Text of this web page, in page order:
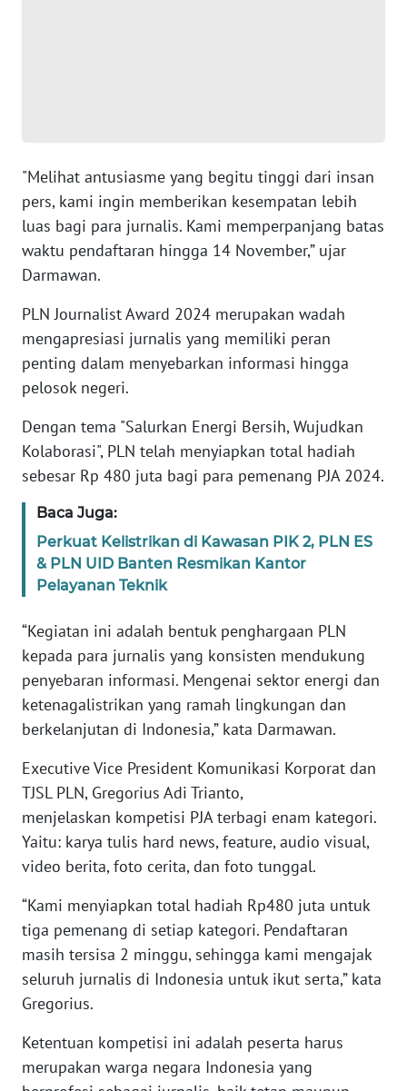
"Melihat antusiasme yang begitu tinggi dari insan
pers, kami ingin memberikan kesempatan lebih
luas bagi para jurnalis. Kami memperpanjang batas
waktu pendaftaran hingga 14 November,” ujar
Darmawan.
PLN Journalist Award 2024 merupakan wadah
mengapresiasi jurnalis yang memiliki peran
penting dalam menyebarkan informasi hingga
pelosok negeri.
Dengan tema "Salurkan Energi Bersih, Wujudkan
Kolaborasi", PLN telah menyiapkan total hadiah
sebesar Rp 480 juta bagi para pemenang PJA 2024.
Baca Juga:
Perkuat Kelistrikan di Kawasan PIK 2, PLN ES
& PLN UID Banten Resmikan Kantor
Pelayanan Teknik
“Kegiatan ini adalah bentuk penghargaan PLN
kepada para jurnalis yang konsisten mendukung
penyebaran informasi. Mengenai sektor energi dan
ketenagalistrikan yang ramah lingkungan dan
berkelanjutan di Indonesia,” kata Darmawan.
Executive Vice President Komunikasi Korporat dan
TJSL PLN, Gregorius Adi Trianto,
menjelaskan kompetisi PJA terbagi enam kategori.
Yaitu: karya tulis hard news, feature, audio visual,
video berita, foto cerita, dan foto tunggal.
“Kami menyiapkan total hadiah Rp480 juta untuk
tiga pemenang di setiap kategori. Pendaftaran
masih tersisa 2 minggu, sehingga kami mengajak
seluruh jurnalis di Indonesia untuk ikut serta,” kata
Gregorius.
Ketentuan kompetisi ini adalah peserta harus
merupakan warga negara Indonesia yang
WN
KEPRI
WN
PAPUA
WN
BARAT
WN
SERAMBI
WN
JAMBI
WN
NTB
WN
WN
SULBAR
WN
WN
SUMBAR
WN
WN